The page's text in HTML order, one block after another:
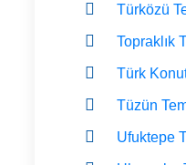
Türközü
Topraklık
Türk
Tüzün
Ufuktepe